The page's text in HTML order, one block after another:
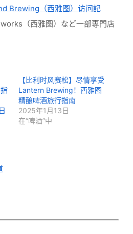
Brewing（西雅图）访问記
（西雅图）など一部専門店
【比利时风赛松】尽情享受
Lantern Brewing！西雅图
精酿啤酒旅行指南
2025年1月13日
在“啤酒”中